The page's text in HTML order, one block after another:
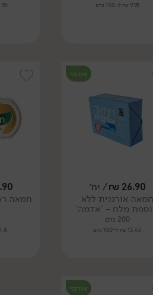
9.95 ₪ ל-100 גרם 11.90 ₪ ל-
אורגני
26.90
₪/ יח׳
חמאה אורגנית ללא
מלח - 'אדמה'
200 גרם
13.45 ₪ ל-100 גרם 10.76 ₪
אורגני